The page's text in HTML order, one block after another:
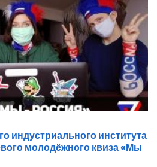
индустриального института
молодёжного квиза «Мы